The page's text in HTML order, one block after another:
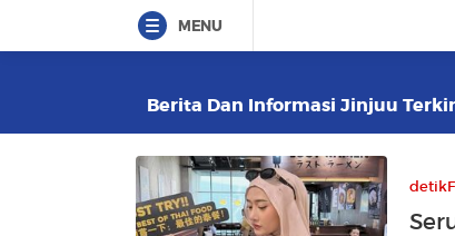
MENU
Berita Dan Informasi Jinjuu